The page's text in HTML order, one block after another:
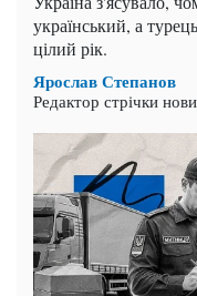
український, а
цілий рік.
Ярослав Степанов
Редактор стрічки